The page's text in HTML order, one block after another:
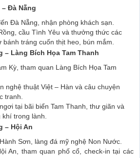
– Đà Nẵng
Đà Nẵng, nhận phòng khách sạn.
cầu Tình Yêu và thưởng thức các
bánh tráng cuốn thịt heo, bún mắm.
– Làng Bích Họa Tam Thanh
Kỳ, tham quan Làng Bích Họa Tam
nghệ thuật Việt – Hàn và câu chuyện
tranh.
tại bãi biển Tam Thanh, thư giãn và
trong lành.
– Hội An
Sơn, làng đá mỹ nghệ Non Nước.
An, tham quan phố cổ, check-in tại các